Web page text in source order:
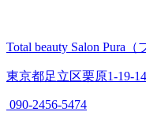
Total beauty Salon Pura（
東京都足立区栗原1-19-
090-2456-5474